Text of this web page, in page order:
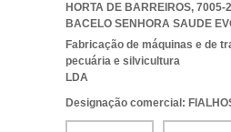
HORTA DE BARREIROS, 7005-
BACELO SENHORA SAUDE
Fabricação de máquinas e de
pecuária e silvicultura
LDA
Designação comercial: